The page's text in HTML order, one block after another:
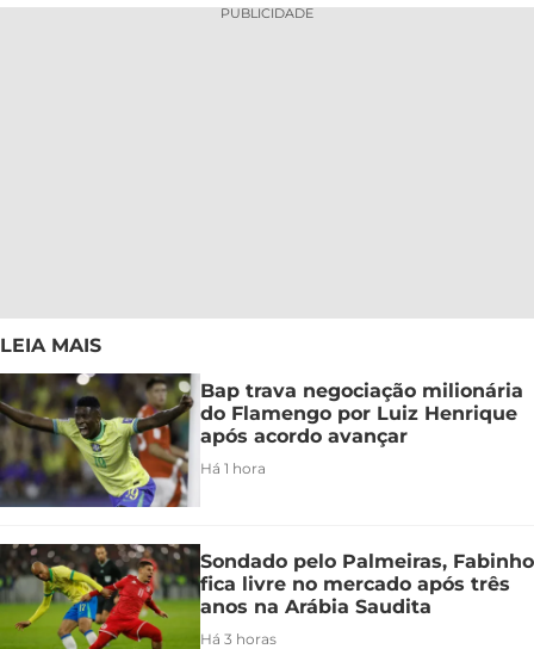
PUBLICIDADE
LEIA MAIS
Bap trava negociação milionária
do Flamengo por Luiz Henrique
após acordo avançar
Há 1 hora
Sondado pelo Palmeiras, Fabinho
fica livre no mercado após três
anos na Arábia Saudita
Há 3 horas